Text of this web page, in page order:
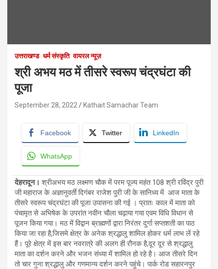
उत्तराखण्ड धर्म संस्कृति वायरल न्यूज़
श्री अभय मठ में तीसरे स्वरूप चंद्रघंटा की
पूजा
September 28, 2022 Kathait Samachar Team
Facebook Twitter LinkedIn
WhatsApp
देहरादून। श्रीअभय मठ लक्ष्मण चौक में परम पूज्य महंत 108 श्री रविंद्र पुरी
जी महाराज के अज्ञानुवर्ती दिगंबर राजेश पुरी जी के सानिध्य में आज माता के
तीसरे स्वरूप चंद्रघंटा की पूजा उपासना की गई । प्रातः काल में माता को
पंचामृत से अभिषेक के उपरांत नवीन चौला चढ़ाया गया एवम विधि विधान से
पूजन किया गया। मठ में विद्वान ब्राह्मणों द्वारा निरंतर दुर्गा सप्तशती का पाठ
किया जा रहा है,जिसमे क्षेत्र के अनेक श्रद्धालु शामिल होकर धर्म लाभ लें रहे
हैं। पूरे क्षेत्र में इस बार नवरात्रे की अलग ही रौनक है,दूर दूर से श्रद्धालु
माता का दर्शन करने और भजन संध्या में शामिल हो रहे है। आज तीसरे दिन
तो चार गुना श्रद्धालु और गणमान्य दर्शन करने पहुंचे। पार्क रोड सहारनपुर